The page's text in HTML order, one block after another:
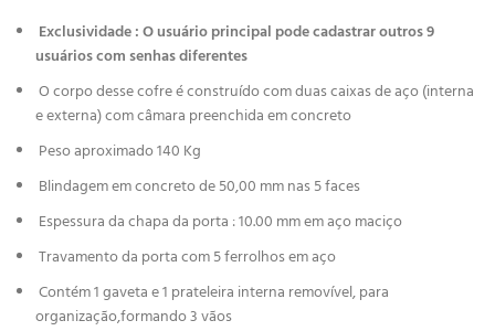
Exclusividade : O usuário principal pode cadastrar outros 9
usuários com senhas diferentes
O corpo desse cofre é construído com duas caixas de aço (interna
e externa) com câmara preenchida em concreto
Peso aproximado 140 Kg
Blindagem em concreto de 50,00 mm nas 5 faces
Espessura da chapa da porta : 10.00 mm em aço maciço
Travamento da porta com 5 ferrolhos em aço
Contém 1 gaveta e 1 prateleira interna removível, para
organização,formando 3 vãos